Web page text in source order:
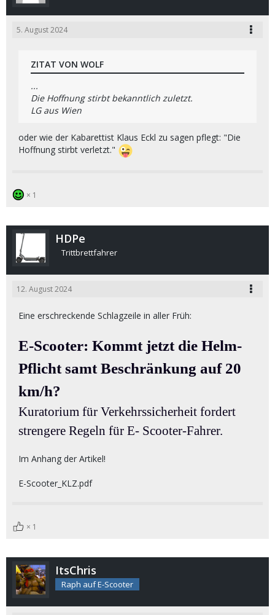
5. August 2024
ZITAT VON WOLF
...
Die Hoffnung stirbt bekanntlich zuletzt.
LG aus Wien
oder wie der Kabarettist Klaus Eckl zu sagen pflegt: "Die
Hoffnung stirbt verletzt."
1
HDPe
Trittbrettfahrer
12. August 2024
Eine erschreckende Schlagzeile in aller Früh:
E-Scooter: Kommt jetzt die Helm-
Pflicht samt Beschränkung auf 20
km/h?
Kuratorium für Verkehrssicherheit fordert
strengere Regeln für E- Scooter-Fahrer.
Im Anhang der Artikel!
E-Scooter_KLZ.pdf
1
ItsChris
Raph auf E-Scooter